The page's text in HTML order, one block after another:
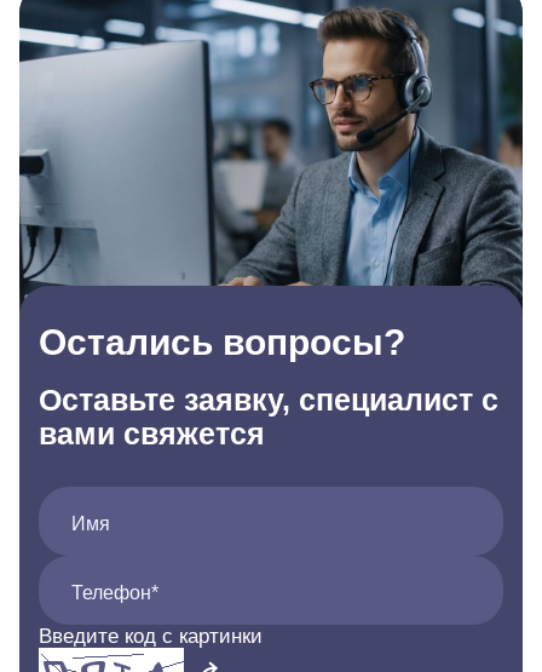
Остались вопросы?
Оставьте заявку, специалист с
вами свяжется
Имя
Телефон*
Введите код с картинки